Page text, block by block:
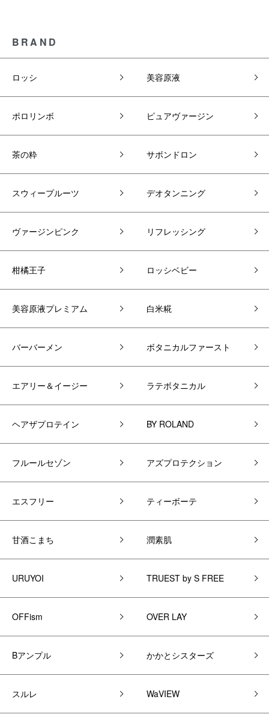
BRAND
ロッシ 美容原液
ポロリンボ ピュアヴァージン
茶の粋 サボンドロン
スウィープルーツ デオタンニング
ヴァージンピンク リフレッシング
柑橘王子 ロッシベビー
美容原液プレミアム 白米糀
バーバーメン ボタニカルファースト
エアリー＆イージー ラテボタニカル
ヘアザプロテイン BY ROLAND
フルールセゾン アズプロテクション
エスフリー ティーボーテ
甘酒こまち 潤素肌
URUYOI TRUEST by S FREE
OFFism OVER LAY
Bアンプル かかとシスターズ
スルレ WaVIEW